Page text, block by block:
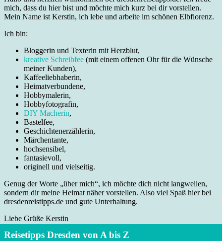
mich, dass du hier bist und möchte mich kurz bei dir vorstellen.
Mein Name ist Kerstin, ich lebe und arbeite im schönen Elbflorenz.
Ich bin:
Bloggerin und Texterin mit Herzblut,
kreative Schreibfee (mit einem offenen Ohr für die Wünsche
meiner Kunden),
Kaffeeliebhaberin,
Heimatverbundene,
Hobbymalerin,
Hobbyfotografin,
DIY Macherin,
Bastelfee,
Geschichtenerzählerin,
Märchentante,
hochsensibel,
fantasievoll,
originell und vielseitig.
Genug der Worte „über mich“, ich möchte dich nicht langweilen,
sondern dir meine Heimat näher vorstellen. Also viel Spaß hier bei
dresdenreistipps.de und gute Unterhaltung.
Liebe Grüße Kerstin
Reisetipps Dresden von A bis Z